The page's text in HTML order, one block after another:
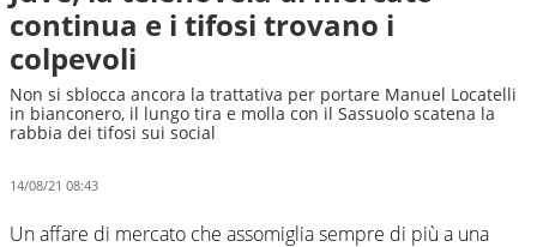
continua e i tifosi trovano i
colpevoli
Non si sblocca ancora la trattativa per portare Manuel Locatelli
in bianconero, il lungo tira e molla con il Sassuolo scatena la
rabbia dei tifosi sui social
14/08/21 08:43
Un affare di mercato che assomiglia sempre di più a una